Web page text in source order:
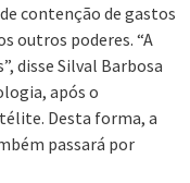
contenção de gastos
outros poderes. “A
disse Silval Barbosa
após o
Desta forma, a
passará por